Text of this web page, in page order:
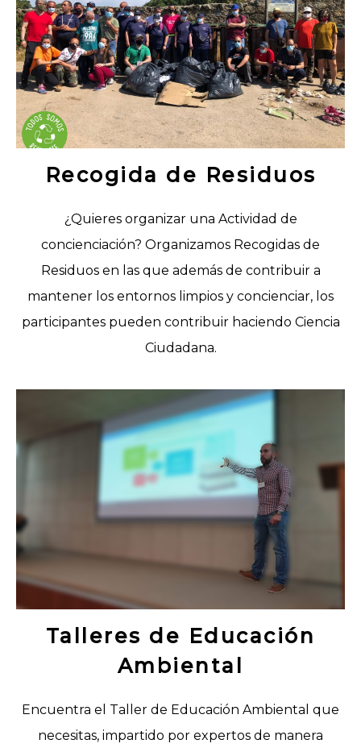
Recogida de Residuos
¿Quieres organizar una Actividad de
concienciación? Organizamos Recogidas de
Residuos en las que además de contribuir a
mantener los entornos limpios y concienciar, los
participantes pueden contribuir haciendo Ciencia
Ciudadana.
Talleres de Educación
Ambiental
Encuentra el Taller de Educación Ambiental que
necesitas, impartido por expertos de manera